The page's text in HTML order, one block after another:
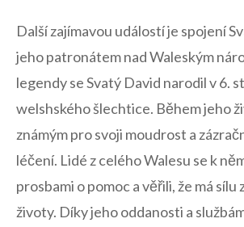
Další zajímavou⁢ událostí⁢ je spojení
jeho ​patronátem nad⁣ Waleským⁢
legendy⁣ se Svatý David narodil​ v 6.⁣
welshského šlechtice. Během jeho
známým ​pro svoji⁢ moudrost a
léčení. Lidé z celého Walesu se ⁢k
prosbami o pomoc ‌a⁢ věřili, ⁤že má⁢ sílu
‍životy. Díky jeho⁣ oddanosti‍ a